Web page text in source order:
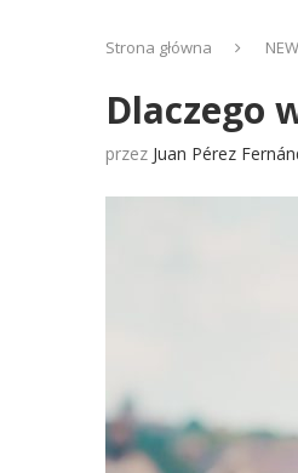
Strona główna
Dlaczego
przez Juan Pérez